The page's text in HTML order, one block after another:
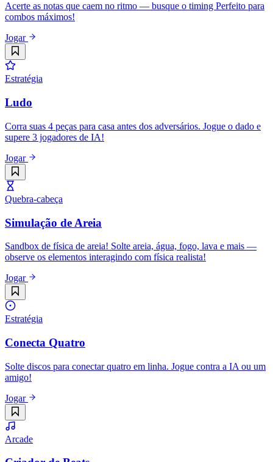
Acerte as notas que caem no ritmo — busque o timing Perfeito para
combos máximos!
Jogar
Estratégia
Ludo
Corra suas 4 peças para casa antes dos adversários. Jogue o dado e
supere 3 jogadores de IA!
Jogar
Quebra-cabeça
Simulação de Areia
Sandbox de física de areia! Solte areia, água, fogo, lava e mais —
observe os elementos interagindo com física realista!
Jogar
Estratégia
Conecta Quatro
Solte discos para conectar quatro em linha. Jogue contra a IA ou um
amigo!
Jogar
Arcade